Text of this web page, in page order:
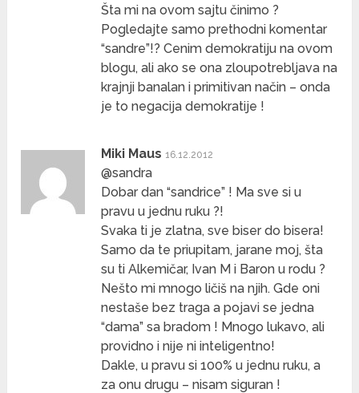
Šta mi na ovom sajtu činimo ?
Pogledajte samo prethodni komentar
“sandre”!? Cenim demokratiju na ovom
blogu, ali ako se ona zloupotrebljava na
krajnji banalan i primitivan način – onda
je to negacija demokratije !
Miki Maus 16.12.2012
@sandra
Dobar dan “sandrice” ! Ma sve si u
pravu u jednu ruku ?!
Svaka ti je zlatna, sve biser do bisera!
Samo da te priupitam, jarane moj, šta
su ti Alkemičar, Ivan M i Baron u rodu ?
Nešto mi mnogo ličiš na njih. Gde oni
nestaše bez traga a pojavi se jedna
“dama” sa bradom ! Mnogo lukavo, ali
providno i nije ni inteligentno!
Dakle, u pravu si 100% u jednu ruku, a
za onu drugu – nisam siguran !